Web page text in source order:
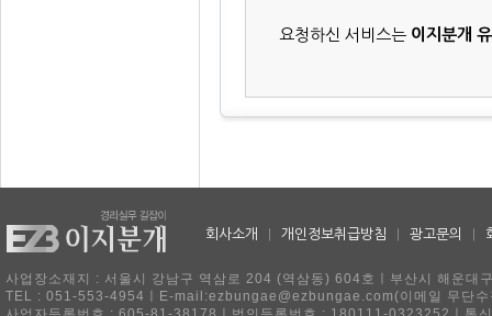
요청하신 서비스는 이지분개
회사소개 개인정보취급방침 광고문의
사업장소재지 : 서울시 강남구 역삼로 204 (역삼동) 604호ㅣ부산시 해운
TEL : 051-553-4954ㅣE-mail:ezbungae@ezbungae.com(이메일 무단수